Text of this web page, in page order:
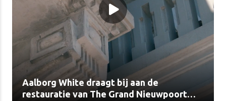
Aalborg White draagt bij aan de
restauratie van The Grand Nieuwpoort